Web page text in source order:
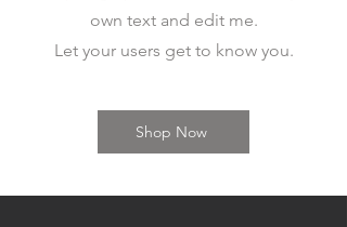
own text and edit me.
Let your users get to know you.
Shop Now